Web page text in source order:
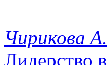
Чирикова
Лидерство